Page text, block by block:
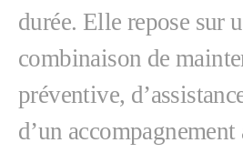
durée. Elle repose sur
combinaison de
préventive,
d’un accompagnement